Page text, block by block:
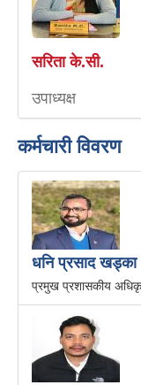
सरिता के.सी.
उपाध्यक्ष
कर्मचारी विवरण
धनि प्रसाद खड्का
प्रमुख प्रशासकीय